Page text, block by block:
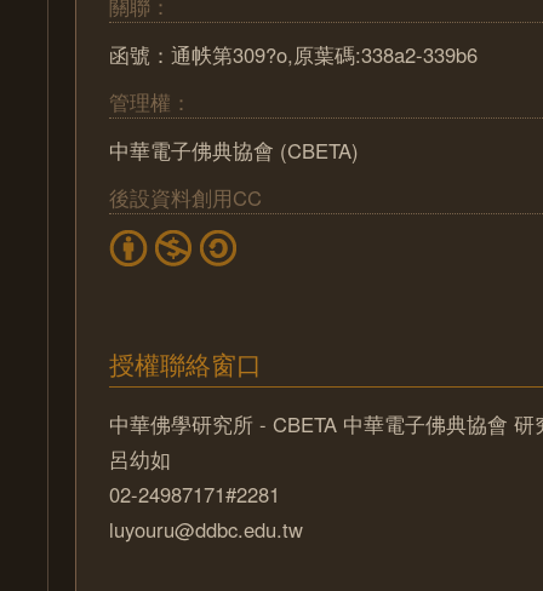
關聯：
函號：通帙第309?o,原葉碼:338a2-339b6
管理權：
中華電子佛典協會 (CBETA)
後設資料創用CC
授權聯絡窗口
中華佛學研究所 - CBETA 中華電子佛典協會 研
呂幼如
02-24987171#2281
luyouru@ddbc.edu.tw